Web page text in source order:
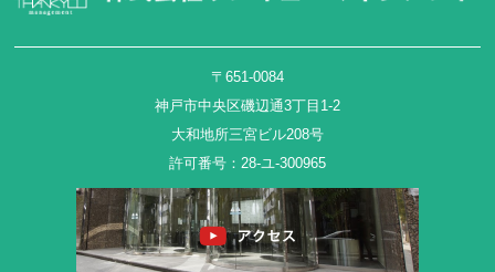
〒651-0084
神戸市中央区磯辺通3丁目1-2
大和地所三宮ビル208号
許可番号：28-ユ-300965